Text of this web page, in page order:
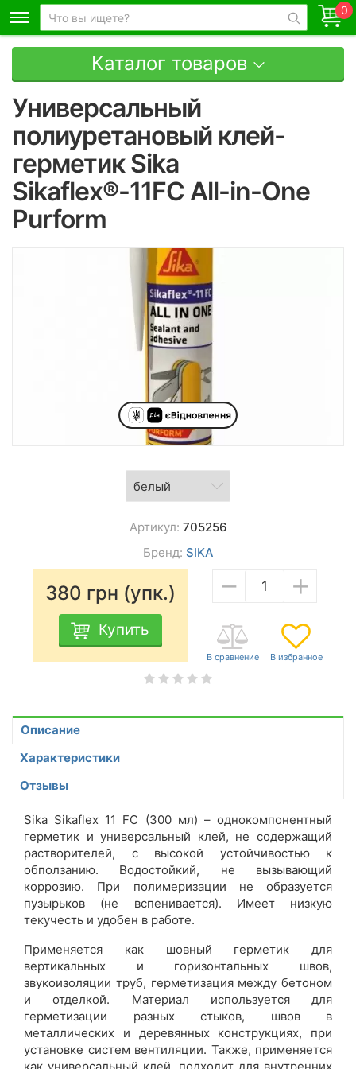
0
Каталог товаров
Универсальный
полиуретановый клей-
герметик Sika
Sikaflex®-11FC All-in-One
Purform
Артикул: 705256
Бренд: SIKA
380 грн (упк.)
Купить
− +
Описание
Характеристики
Отзывы
Sika Sikaflex 11 FC (300 мл) – однокомпонентный
герметик и универсальный клей, не содержащий
растворителей, с высокой устойчивостью к
обползанию. Водостойкий, не вызывающий
коррозию. При полимеризации не образуется
пузырьков (не вспенивается). Имеет низкую
текучесть и удобен в работе.
Применяется как шовный герметик для
вертикальных и горизонтальных швов,
звукоизоляции труб, герметизация между бетоном
и отделкой. Материал используется для
герметизации разных стыков, швов в
металлических и деревянных конструкциях, при
установке систем вентиляции. Также, применяется